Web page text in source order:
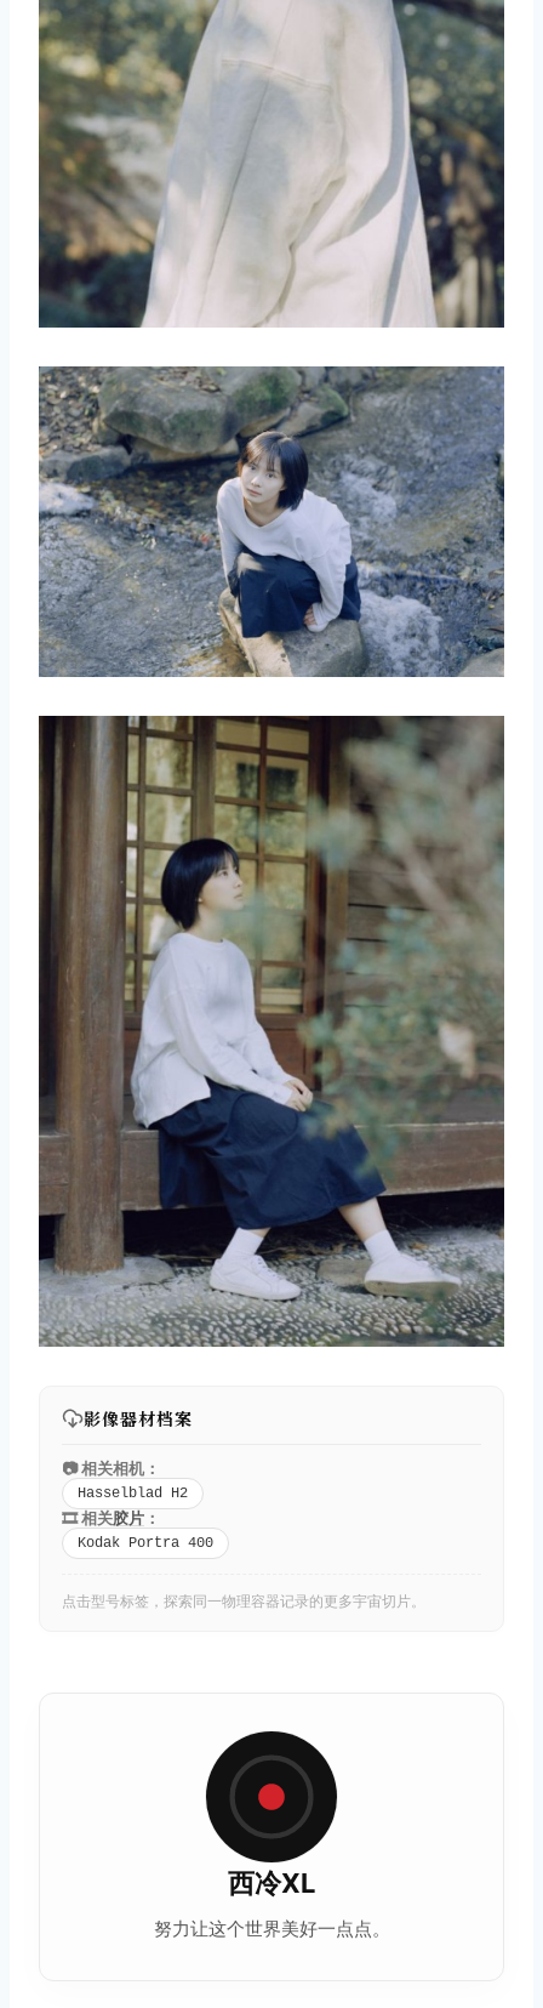
影像器材档案
📷 相关相机：
Hasselblad H2
🎞️ 相关胶片 ：
Kodak Portra 400
点击型号标签，探索同一物理容器记录的更多宇宙切片。
西冷XL
努力让这个世界美好一点点。